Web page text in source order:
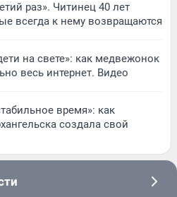
раз». Читинец 40 лет
всегда к нему возвращаются
на свете»: как медвежонок
весь интернет. Видео
время»: как
создала свой